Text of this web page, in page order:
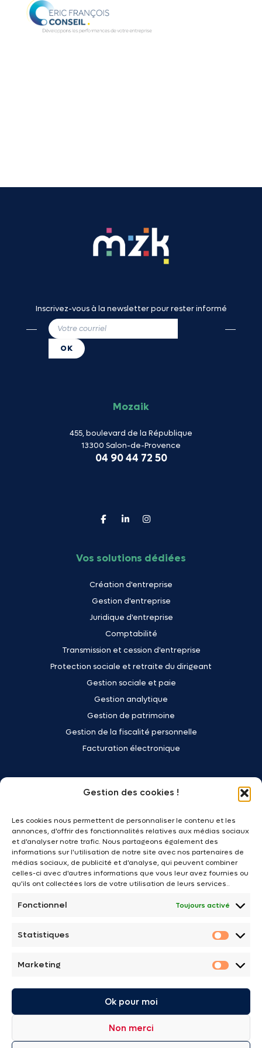
Gestion des cookies !
Les cookies nous permettent de personnaliser le contenu et les
annonces, d'offrir des fonctionnalités relatives aux médias sociaux
et d'analyser notre trafic. Nous partageons également des
informations sur l'utilisation de notre site avec nos partenaires de
médias sociaux, de publicité et d'analyse, qui peuvent combiner
celles-ci avec d'autres informations que vous leur avez fournies ou
qu'ils ont collectées lors de votre utilisation de leurs services..
Fonctionnel Toujours activé
Statistiques
Marketing
Ok pour moi
Non merci
Charlotte PONS
ZOO DE LA BARBEN
Inscrivez-vous à la newsletter pour rester informé
Mozaik
455, boulevard de la République
13300 Salon-de-Provence
04 90 44 72 50
Vos solutions dédiées
Création d'entreprise
Gestion d'entreprise
Juridique d'entreprise
Comptabilité
Transmission et cession d'entreprise
Protection sociale et retraite du dirigeant
Gestion sociale et paie
Gestion analytique
Gestion de patrimoine
Gestion de la fiscalité personnelle
Facturation électronique
Transport - Logistique
Professionnels du bâtiment
Cafés - Hôtels - Restaurants
Immobilier
Histoire
Vision et valeurs
Équipe